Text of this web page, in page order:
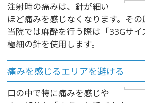
注射時の痛みは、針が細い
ほど痛みを感じなくなります。その
当院では麻酔を行う際は「33Gサ
極細の針を使用します。
痛みを感じるエリアを避ける
口の中で特に痛みを感じや